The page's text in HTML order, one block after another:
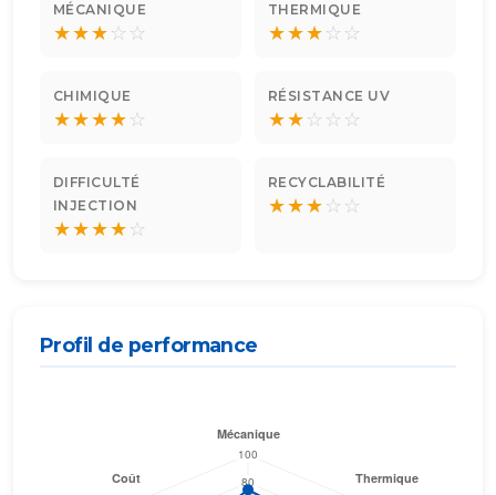
MÉCANIQUE
★★★☆ ☆
THERMIQUE
★★★☆ ☆
CHIMIQUE
★★★★☆
RÉSISTANCE UV
★★☆ ☆ ☆
DIFFICULTÉ
INJECTION
★★★★☆
RECYCLABILITÉ
★★★☆ ☆
Profil de performance